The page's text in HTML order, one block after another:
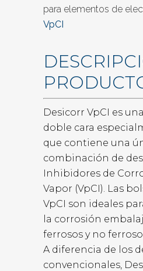
para elementos de
VpCI
Desicorr VpCI es
doble cara
que contiene una
combinación de
Inhibidores de
Vapor (VpCI). Las
VpCI son ideales
la corrosión
ferrosos y no
A diferencia de los
convencionales,